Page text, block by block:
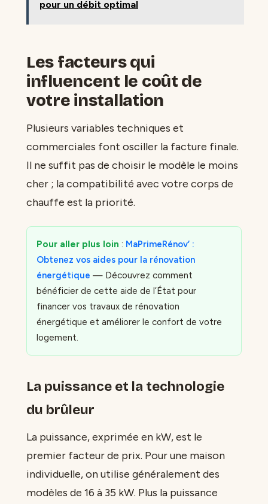
pour un débit optimal
Les facteurs qui
influencent le coût de
votre installation
Plusieurs variables techniques et
commerciales font osciller la facture finale.
Il ne suffit pas de choisir le modèle le moins
cher ; la compatibilité avec votre corps de
chauffe est la priorité.
Pour aller plus loin : MaPrimeRénov’ :
Obtenez vos aides pour la rénovation
énergétique — Découvrez comment
bénéficier de cette aide de l’État pour
financer vos travaux de rénovation
énergétique et améliorer le confort de votre
logement.
La puissance et la technologie
du brûleur
La puissance, exprimée en kW, est le
premier facteur de prix. Pour une maison
individuelle, on utilise généralement des
modèles de 16 à 35 kW. Plus la puissance